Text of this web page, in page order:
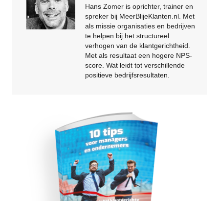
Hans Zomer is oprichter, trainer en
spreker bij MeerBlijeKlanten.nl. Met
als missie organisaties en bedrijven
te helpen bij het structureel
verhogen van de klantgerichtheid.
Met als resultaat een hogere NPS-
score. Wat leidt tot verschillende
positieve bedrijfsresultaten.